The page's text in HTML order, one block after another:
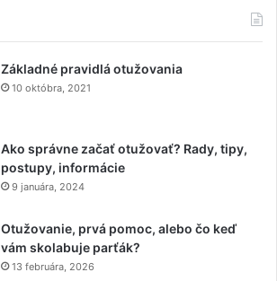
Základné pravidlá otužovania
10 októbra, 2021
Ako správne začať otužovať? Rady, tipy,
postupy, informácie
9 januára, 2024
Otužovanie, prvá pomoc, alebo čo keď
vám skolabuje parťák?
13 februára, 2026